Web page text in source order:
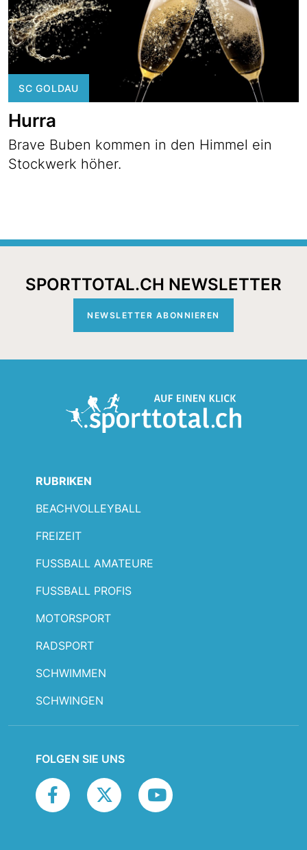
SC GOLDAU
Hurra
Brave Buben kommen in den Himmel ein
Stockwerk höher.
SPORTTOTAL.CH NEWSLETTER
NEWSLETTER ABONNIEREN
RUBRIKEN
BEACHVOLLEYBALL
FREIZEIT
FUSSBALL AMATEURE
FUSSBALL PROFIS
MOTORSPORT
RADSPORT
SCHWIMMEN
SCHWINGEN
FOLGEN SIE UNS